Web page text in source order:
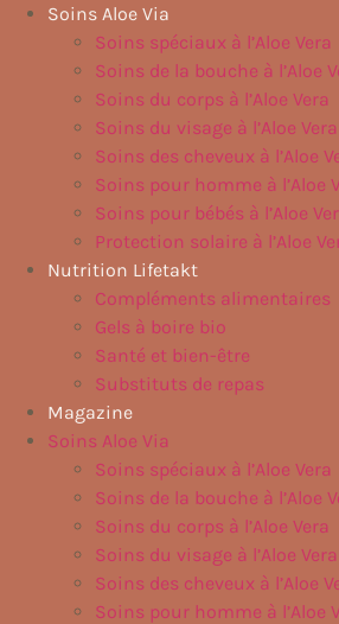
Aller
Soins Aloe Via
Soins spéciaux à l’Aloe Vera
Soins de la bouche à l’Aloe
Soins du corps à l’Aloe Vera
Soins du visage à l’Aloe Vera
Soins des cheveux à l’Aloe
Soins pour homme à l’Aloe
Soins pour bébés à l’Aloe
Protection solaire à l’Aloe
Nutrition Lifetakt
Compléments alimentaires
Gels à boire bio
Santé et bien-être
Substituts de repas
Magazine
Soins Aloe Via
Soins spéciaux à l’Aloe Vera
Soins de la bouche à l’Aloe
Soins du corps à l’Aloe Vera
Soins du visage à l’Aloe Vera
Soins des cheveux à l’Aloe
Soins pour homme à l’Aloe